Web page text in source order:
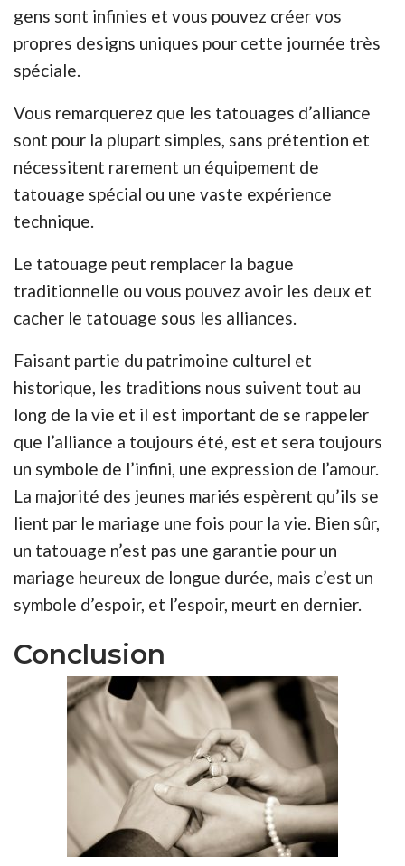
gens sont infinies et vous pouvez créer vos
propres designs uniques pour cette journée très
spéciale.
Vous remarquerez que les tatouages d’alliance
sont pour la plupart simples, sans prétention et
nécessitent rarement un équipement de
tatouage spécial ou une vaste expérience
technique.
Le tatouage peut remplacer la bague
traditionnelle ou vous pouvez avoir les deux et
cacher le tatouage sous les alliances.
Faisant partie du patrimoine culturel et
historique, les traditions nous suivent tout au
long de la vie et il est important de se rappeler
que l’alliance a toujours été, est et sera toujours
un symbole de l’infini, une expression de l’amour.
La majorité des jeunes mariés espèrent qu’ils se
lient par le mariage une fois pour la vie. Bien sûr,
un tatouage n’est pas une garantie pour un
mariage heureux de longue durée, mais c’est un
symbole d’espoir, et l’espoir, meurt en dernier.
Conclusion